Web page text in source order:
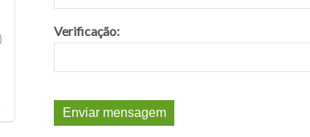
Verificação: